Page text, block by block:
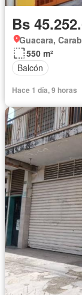
Bs
Guacara,
550 m²
Balcón
Hace 1 día, 9 horas